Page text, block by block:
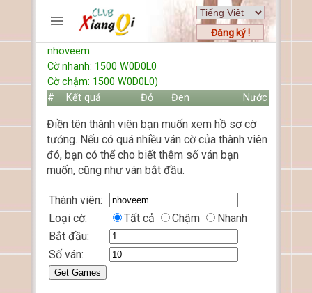
Đăng ký !
TRƯƠNG MỤC
Trang chủ
Đăng ký
Cách chơi
Hỏi đáp
Luật cờ tướng
HỒ SƠ
FORUMS
TIẾN LÊN
nhoveem
Cờ nhanh: 1500 W0D0L0
Cờ chậm: 1500 W0D0L0)
#
Kết quả Đỏ Đen Nước
Điền tên thành viên bạn muốn xem hồ sơ cờ
tướng. Nếu có quá nhiều ván cờ của thành viên
đó, bạn có thể cho biết thêm số ván bạn
muốn, cũng như ván bắt đầu.
Thành viên:
Loại cờ:
Tất cả Chậm
Nhanh
Bắt đầu:
Số ván: